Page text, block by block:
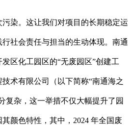
。这让我们对项目的长期稳定运
社会责任与担当的生动体现。南通
区化工园区的“无废园区”创建工
术有限公司（以下简称“南通海之
复杂，这一举措不仅大幅提升了园
颜色特性，其中，2024 年全国废